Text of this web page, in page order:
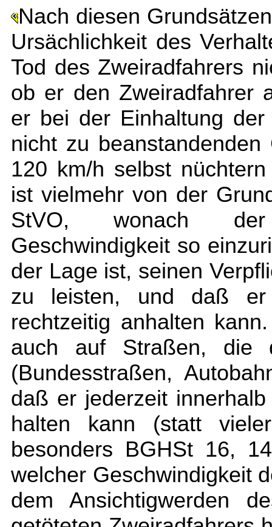
Nach diesen
Ursächlichkeit des
Tod des Zweiradfahrers
ob er den Zweiradfahrer
er bei der Einhaltung
nicht zu
120 km/h selbst
ist vielmehr von der
StVO, wonach der
Geschwindigkeit so
der Lage ist, seinen
zu leisten, und daß er
rechtzeitig anhalten
auch auf Straßen, die
(Bundesstraßen,
daß er jederzeit
halten kann (statt
besonders BGHSt 16,
welcher Geschwindigkeit
dem Ansichtigwerden